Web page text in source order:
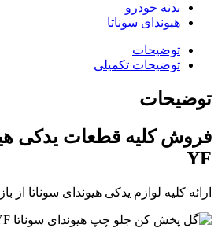
بدنه خودرو
هیوندای سوناتا
توضیحات
توضیحات تکمیلی
توضیحات
YF
ارائه کلیه لوازم یدکی هیوندای سوناتا از